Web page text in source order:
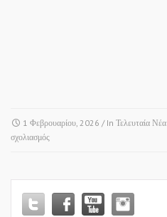
1 Φεβρουαρίου, 2026 / In Τελευταία Νέα
σχολιασμόςστο
ΜΕΓΑΡΟ
ΜΟΥΣΙΚΗΣ